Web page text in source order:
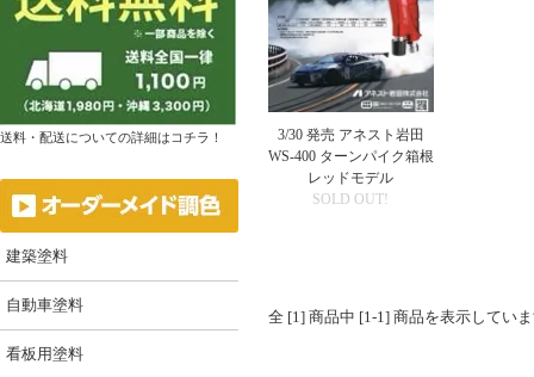
送料・配送についての詳細はコチラ！
建築塗料
自動車塗料
看板用塗料
3/30 発売 アネスト岩田
WS-400 ターンパイク箱根
レッドモデル
SOLD OUT!
全 [1] 商品中 [1-1] 商品を表示してい